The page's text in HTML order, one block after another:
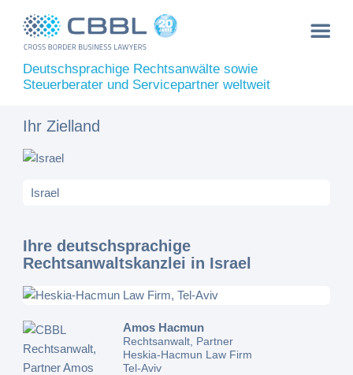
Deutschsprachige Rechtsanwälte sowie
Steuerberater und Servicepartner weltweit
Ihr Zielland
Ihre deutschsprachige
Rechtsanwaltskanzlei in Israel
Amos Hacmun
Rechtsanwalt, Partner
Heskia-Hacmun Law Firm
Tel-Aviv